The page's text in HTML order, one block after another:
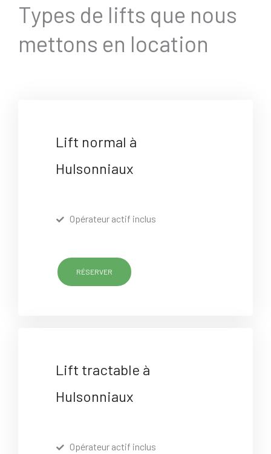
Types de lifts que nous
mettons en location
Lift normal à
Hulsonniaux
Opérateur actif inclus
RÉSERVER
Lift tractable à
Hulsonniaux
Opérateur actif inclus